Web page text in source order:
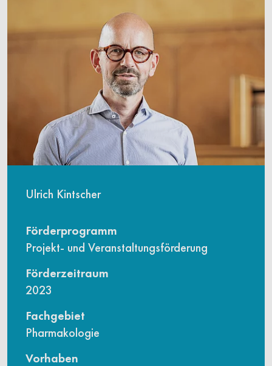
Ulrich Kintscher
Förderprogramm
Projekt- und Veranstaltungsförderung
Förderzeitraum
2023
Fachgebiet
Pharmakologie
Vorhaben